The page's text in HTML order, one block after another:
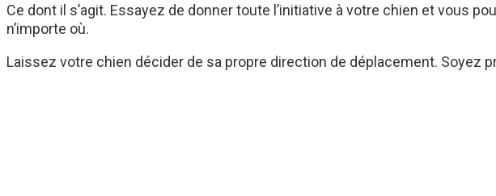
Ce dont il s’agit. Essayez de donner toute l’initiative à votre chien et vous
n’importe où.
Laissez votre chien décider de sa propre direction de déplacement. Soyez